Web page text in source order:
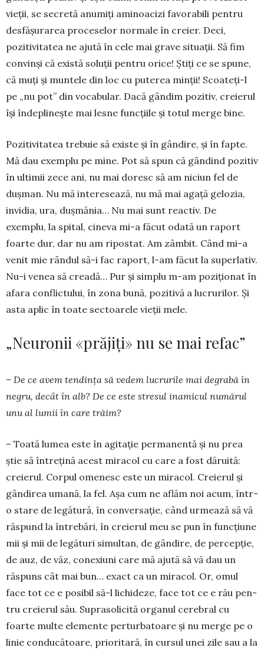
vieții, se secretă anumiți ami­no­acizi favorabili pentru
desfășurarea proceselor normale în creier. Deci,
pozitivitatea ne ajută în cele mai grave situații. Să fim
convinşi că există so­luții pentru orice! Știți ce se spune,
că muți și muntele din loc cu puterea minții! Scoateți-l
pe „nu pot” din vocabular. Dacă gândim pozitiv, cre­ierul
își îndeplinește mai lesne funcțiile și totul merge bine.
Pozitivitatea trebuie să existe și în gândire, și în fapte.
Mă dau exemplu pe mine. Pot să spun că gândind pozitiv
în ultimii zece ani, nu mai doresc să am niciun fel de
dușman. Nu mă interesează, nu mă mai agață gelozia,
invidia, ura, dușmănia… Nu mai sunt reactiv. De
exemplu, la spital, cineva mi-a făcut odată un raport
foarte dur, dar nu am ripostat. Am zâmbit. Când mi-a
venit mie rândul să-i fac raport, l-am făcut la superlativ.
Nu-i venea să crea­dă… Pur și simplu m-am poziționat în
afara con­flic­tului, în zona bună, pozitivă a lucrurilor. Și
asta aplic în toate sectoarele vieții mele.
„Neuronii «prăjiți» nu se mai refac”
– De ce avem tendința să vedem lucrurile mai degrabă în
negru, decât în alb? De ce este stresul inamicul numărul
unu al lumii în care trăim?
– Toată lumea este în agitație permanentă și nu prea
știe să întrețină acest miracol cu care a fost dăruită:
creierul. Corpul omenesc este un miracol. Creierul și
gândirea umană, la fel. Așa cum ne aflăm noi acum, într-
o stare de legătură, în conver­sație, când urmează să vă
răspund la întrebări, în creierul meu se pun în funcțiune
mii și mii de legă­turi simultan, de gândire, de percepție,
de auz, de văz, conexiuni care mă ajută să vă dau un
răspuns cât mai bun… exact ca un miracol. Or, omul
face tot ce e posibil să-l lichideze, face tot ce e rău pen­
tru creierul său. Suprasolicită organul cerebral cu
foarte multe elemente perturbatoare și nu merge pe o
linie conducătoare, prioritară, în cursul unei zile sau a la